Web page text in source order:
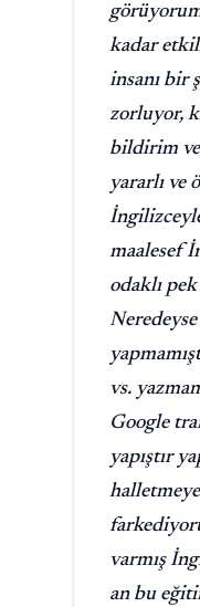
kadar
insanı bir
zorluyor,
bildirim
yararlı ve
maalesef
odaklı
vs.
Google
yapıştır
varmış
an bu